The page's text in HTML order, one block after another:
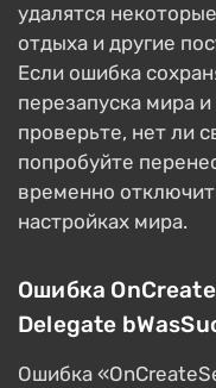
удалятся
отдыха и другие
Если ошибка
перезапуска мира
проверьте, нет ли
попробуйте
временно
настройках мира.
Ошибка
Delegate
Ошибка